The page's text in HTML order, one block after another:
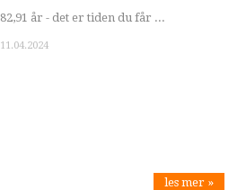
82,91 år - det er tiden du får ...
11.04.2024
les mer »